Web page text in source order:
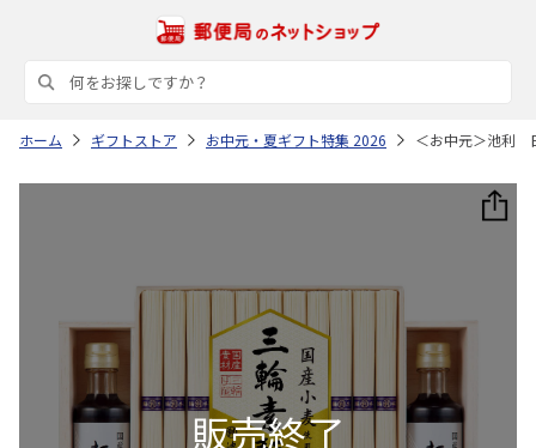
ホーム ギフトストア お中元・夏ギフト特集 2026 ＜お中元＞池利